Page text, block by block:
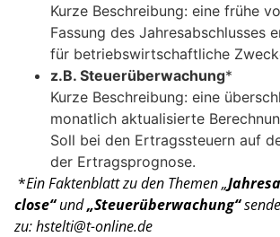
Kurze Beschreibung: eine frühe
Fassung des Jahresabschlusses
für betriebswirtschaftliche
z.B. Steuerüberwachung*
Kurze Beschreibung: eine
monatlich aktualisierte
Soll bei den Ertragssteuern auf
der Ertragsprognose.
*Ein Faktenblatt zu den Themen „
close“und„Steuerüberwachung“
zu: hstelti@t-online.de